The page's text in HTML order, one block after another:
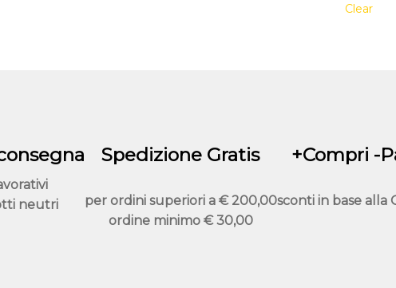
prodotto
Clear
neutri
Spedizione Gratis
per ordini superiori a € 200,00
ordine minimo€ 30,00
+Compri -
sconti in base alla